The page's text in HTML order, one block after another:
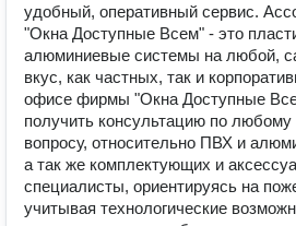
удобный, оперативный сервис.
"Окна Доступные Всем" - это
алюминиевые системы на любой,
вкус, как частных, так и
офисе фирмы "Окна Доступные
получить консультацию по
вопросу, относительно ПВХ и
а так же комплектующих и
специалисты, ориентируясь на
учитывая технологические